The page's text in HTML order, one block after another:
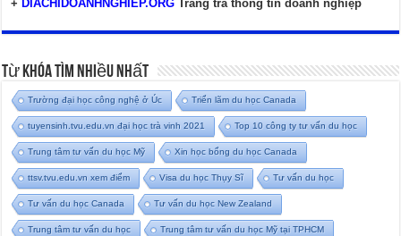
+ DIACHIDOANHNGHIEP.ORG Trang tra thông tin doanh nghiệp
Từ Khóa Tìm Nhiều Nhất
Trường đại học công nghệ ở Úc Triển lãm du học Canada
tuyensinh.tvu.edu.vn đại học trà vinh 2021 Top 10 công ty tư vấn du học
Trung tâm tư vấn du học Mỹ Xin học bổng du học Canada
ttsv.tvu.edu.vn xem điểm Visa du học Thụy Sĩ Tư vấn du học
Tư vấn du học Canada Tư vấn du học New Zealand
Trung tâm tư vấn du học Trung tâm tư vấn du học Mỹ tại TPHCM